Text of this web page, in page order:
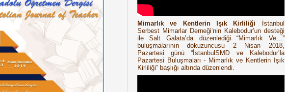
Mimarlık ve Kentlerin Işık Kirliliği İstanbul
Serbest Mimarlar Derneği’nin Kalebodur’un desteği
ile Salt Galata’da düzenlediği “Mimarlık Ve…”
buluşmalarının dokuzuncusu 2 Nisan 2018,
Pazartesi günü “İstanbulSMD ve Kalebodur’la
Pazartesi Buluşmaları - Mimarlık ve Kentlerin Işık
Kirliliği” başlığı altında düzenlendi.